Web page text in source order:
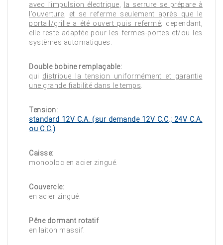
avec l’impulsion électrique
la serrure se prépare à
l’ouverture
et se referme seulement après que le
portail/grille a été ouvert puis refermé; cependant,
elle reste adaptée pour les fermes-portes et/ou les
systèmes automatiques.
Double bobine remplaçable:
qui distribue la tension uniformément et garantie
une grande fiabilité dans le temps
Tension:
standard 12V C.A. (sur demande 12V C.C.; 24V C.A.
ou C.C.)
Caisse:
monobloc en acier zingué.
Couvercle:
en acier zingué.
Pêne dormant rotatif
en laiton massif.